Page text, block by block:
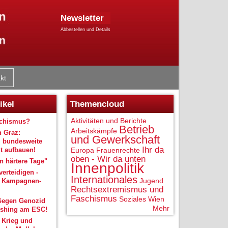
Newsletter
Abbestellen und Details
Graz:
bundesweite
aufbauen!
härtere Tage"
-
Genozid
am ESC!
Krieg und
Themencloud
Aktivitäten und Berichte
Arbeitskämpfe Betrieb
und Gewerkschaft
Europa Frauenrechte Ihr da
oben - Wir da unten
Innenpolitik
Internationales Jugend
Rechtsextremismus und
Faschismus Soziales Wien
Mehr